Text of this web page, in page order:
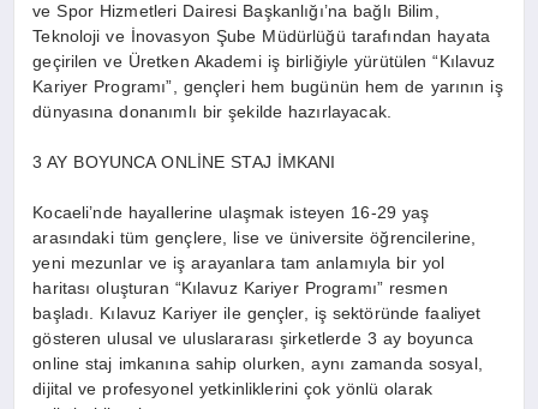
ve Spor Hizmetleri Dairesi Başkanlığı’na bağlı Bilim,
Teknoloji ve İnovasyon Şube Müdürlüğü tarafından hayata
geçirilen ve Üretken Akademi iş birliğiyle yürütülen “Kılavuz
Kariyer Programı”, gençleri hem bugünün hem de yarının iş
dünyasına donanımlı bir şekilde hazırlayacak.
3 AY BOYUNCA ONLİNE STAJ İMKANI
Kocaeli’nde hayallerine ulaşmak isteyen 16-29 yaş
arasındaki tüm gençlere, lise ve üniversite öğrencilerine,
yeni mezunlar ve iş arayanlara tam anlamıyla bir yol
haritası oluşturan “Kılavuz Kariyer Programı” resmen
başladı. Kılavuz Kariyer ile gençler, iş sektöründe faaliyet
gösteren ulusal ve uluslararası şirketlerde 3 ay boyunca
online staj imkanına sahip olurken, aynı zamanda sosyal,
dijital ve profesyonel yetkinliklerini çok yönlü olarak